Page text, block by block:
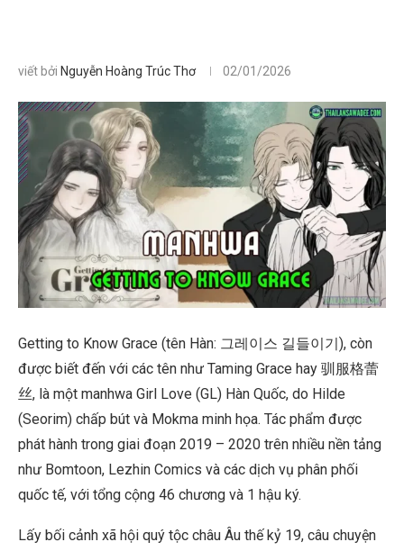
viết bởi Nguyễn Hoàng Trúc Thơ 02/01/2026
Getting to Know Grace (tên Hàn: 그레이스 길들이기), còn
được biết đến với các tên như Taming Grace hay 驯服格蕾
丝, là một manhwa Girl Love (GL) Hàn Quốc, do Hilde
(Seorim) chấp bút và Mokma minh họa. Tác phẩm được
phát hành trong giai đoạn 2019 – 2020 trên nhiều nền tảng
như Bomtoon, Lezhin Comics và các dịch vụ phân phối
quốc tế, với tổng cộng 46 chương và 1 hậu ký.
Lấy bối cảnh xã hội quý tộc châu Âu thế kỷ 19, câu chuyện